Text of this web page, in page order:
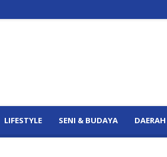
LIFESTYLE SENI & BUDAYA DAERAH